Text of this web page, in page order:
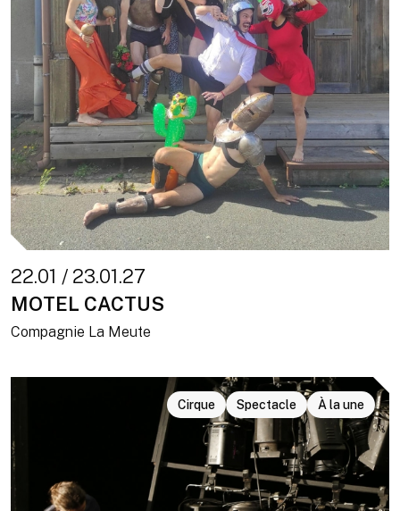
22.01 / 23.01.27
MOTEL CACTUS
Compagnie La Meute
Cirque Spectacle À la une